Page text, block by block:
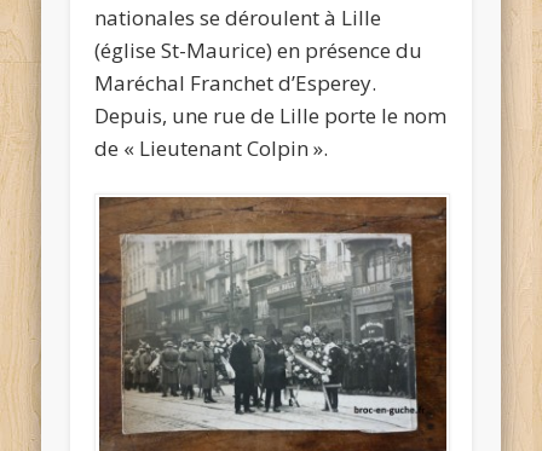
nationales se déroulent à Lille
(église St-Maurice) en présence du
Maréchal Franchet d’Esperey.
Depuis, une rue de Lille porte le nom
de « Lieutenant Colpin ».